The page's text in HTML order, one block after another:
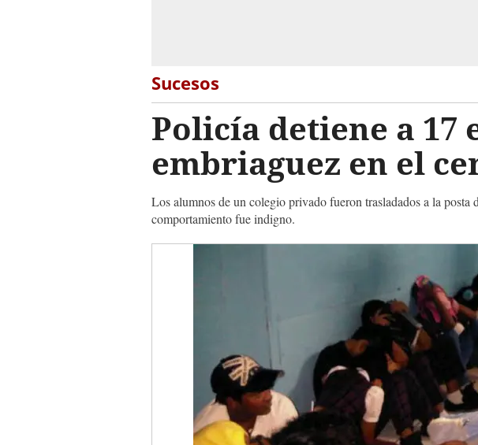
Sucesos
Policía detiene a 17
embriaguez en el
Los alumnos de un colegio privado fueron trasladados a la
comportamiento fue indigno.